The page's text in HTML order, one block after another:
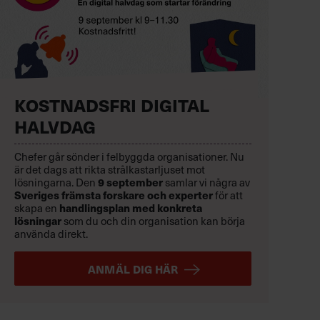
KOSTNADSFRI DIGITAL
HALVDAG
Chefer går sönder i felbyggda organisationer. Nu
är det dags att rikta strålkastarljuset mot
lösningarna. Den 9 september samlar vi några av
Sveriges främsta forskare och experterför att
skapa en handlingsplan med konkreta
lösningar som du och din organisation kan börja
använda direkt.
ANMÄL DIG HÄR